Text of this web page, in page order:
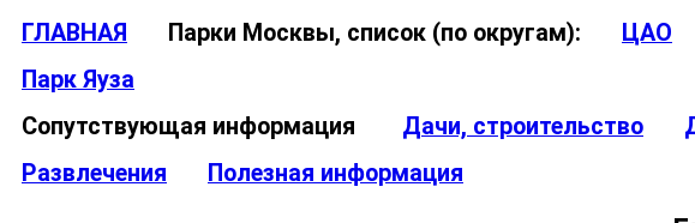
ГЛАВНАЯ Парки Москвы, список (по округам): ЦАО
Парк Яуза
Сопутствующая информация
Дачи, строительство
Развлечения
Полезная информация